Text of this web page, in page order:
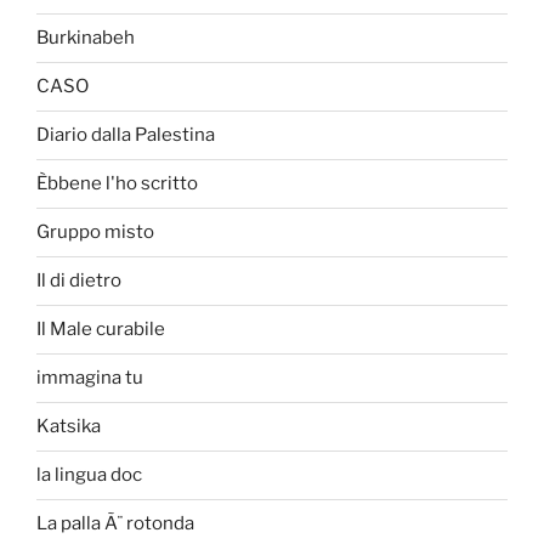
Burkinabeh
CASO
Diario dalla Palestina
Èbbene l'ho scritto
Gruppo misto
Il di dietro
Il Male curabile
immagina tu
Katsika
la lingua doc
La palla Ã¨ rotonda